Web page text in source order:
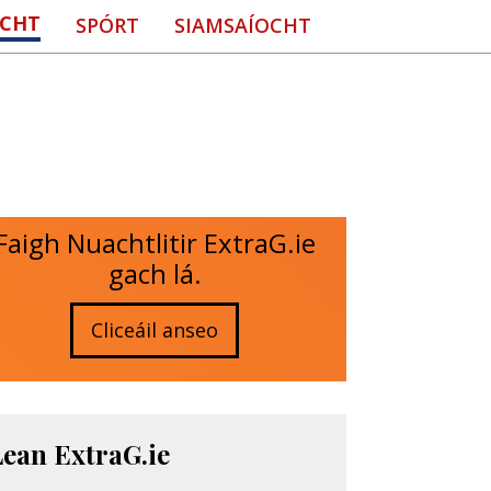
SPÓRT SIAMSAÍOCHT
Nuachtlitir ExtraG.ie
gach lá.
Cliceáil anseo
ExtraG.ie